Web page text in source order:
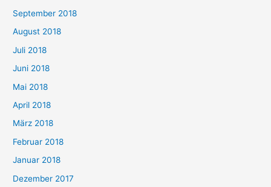
September 2018
August 2018
Juli 2018
Juni 2018
Mai 2018
April 2018
März 2018
Februar 2018
Januar 2018
Dezember 2017